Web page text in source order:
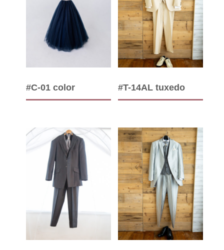
#C-01 color #T-14AL tuxedo